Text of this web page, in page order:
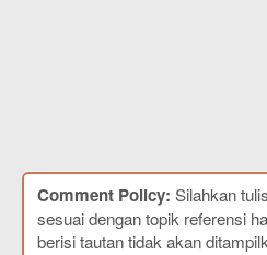
Comment Policy: Silahkan
sesuai dengan topik referensi
berisi tautan tidak akan